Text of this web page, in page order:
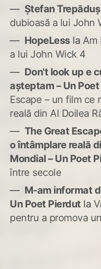
Ștefan Trepăduș
dubioasă a lui John
HopeLessla Am
a lui John Wick 4
Don't look up e
așteptam – Un
Escape – un film ce
reală din Al Doilea
The Great
o întâmplare reală
Mondial – Un Poet
între secole
M-am informat
Un Poet Pierdut la
pentru a promova